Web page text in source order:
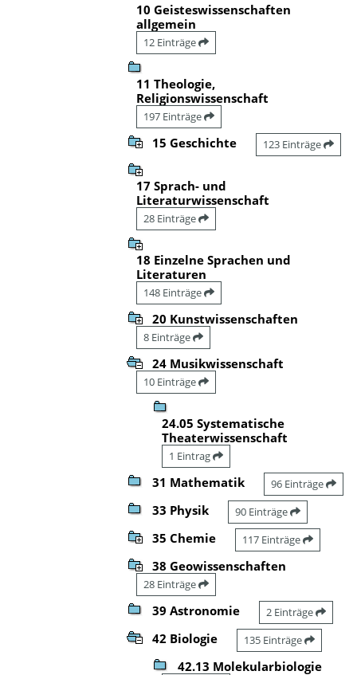
10 Geisteswissenschaften
allgemein
12 Einträge
11 Theologie,
Religionswissenschaft
197 Einträge
15 Geschichte 123 Einträge
17 Sprach- und
Literaturwissenschaft
28 Einträge
18 Einzelne Sprachen und
Literaturen
148 Einträge
20 Kunstwissenschaften
8 Einträge
24 Musikwissenschaft
10 Einträge
24.05 Systematische
Theaterwissenschaft
1 Eintrag
31 Mathematik 96 Einträge
33 Physik 90 Einträge
35 Chemie 117 Einträge
38 Geowissenschaften
28 Einträge
39 Astronomie 2 Einträge
42 Biologie 135 Einträge
42.13 Molekularbiologie